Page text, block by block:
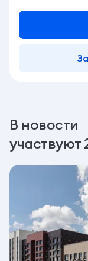
В новости
участвуют